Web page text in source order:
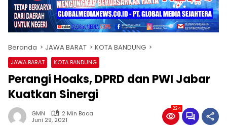
Beranda JAWA BARAT KOTA BANDUNG
JAWA BARAT KOTA BANDUNG
Perangi Hoaks, DPRD dan PWI Jabar
Kuatkan Sinergi
GMN
2 Min Baca
Juni 29, 2021
224